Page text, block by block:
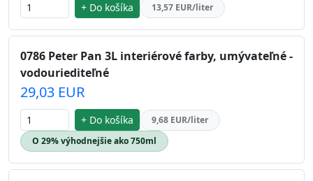
+ Do košíka 13,57 EUR/liter
0786 Peter Pan 3L interiérové farby, umývateľné -
vodouriediteľné
29,03 EUR
+ Do košíka
9,68 EUR/liter
O 29% výhodnejšie ako 750ml